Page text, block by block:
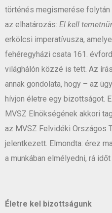
történés megismerése
az elhatározás: El kell
erkölcsi imperatívusza,
fehéregyházi csata 161.
világhálón közzé is tett. Az
annak gondolata, hogy – az
hívjon életre egy bizottságot.
MVSZ Elnökségének akkori
az MVSZ Felvidéki Országos
jelentkezett. Elmondta: érez
a munkában elmélyedni, rá
Életre kel bizottságunk